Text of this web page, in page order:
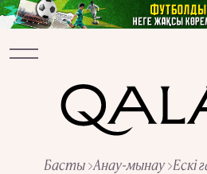
Бөлімдер
Басты Анау-мынау Ескі